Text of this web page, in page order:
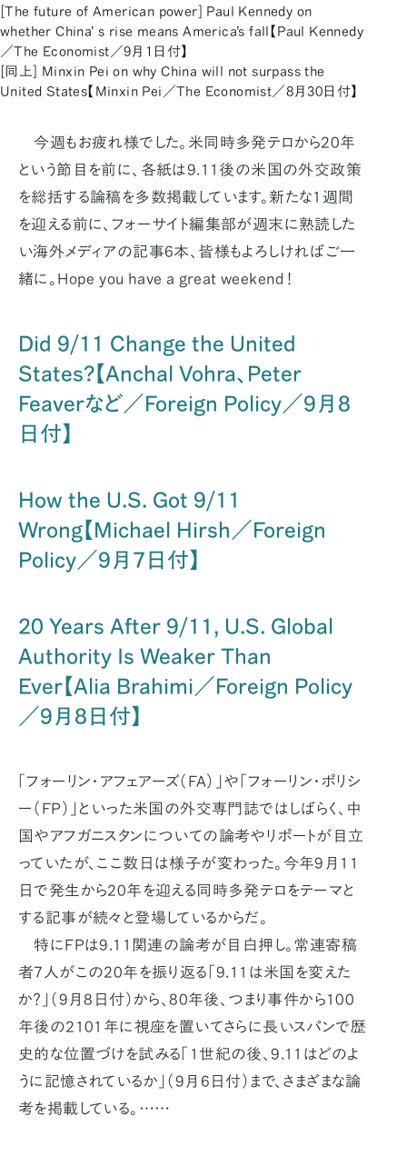
[The future of American power] Paul Kennedy on
whether China' s rise means America’s fall【Paul Kennedy
／The Economist／9月1日付】
[同上] Minxin Pei on why China will not surpass the
United States【Minxin Pei／The Economist／8月30日付】
今週もお疲れ様でした。米同時多発テロから20年
という節目を前に、各紙は9.11後の米国の外交政策
を総括する論稿を多数掲載しています。新たな1週間
を迎える前に、フォーサイト編集部が週末に熟読した
い海外メディアの記事6本、皆様もよろしければご一
緒に。Hope you have a great weekend！
Did 9/11 Change the United
States?【Anchal Vohra、Peter
Feaverなど／Foreign Policy／9月8
日付】
How the U.S. Got 9/11
Wrong【Michael Hirsh／Foreign
Policy／9月7日付】
20 Years After 9/11, U.S. Global
Authority Is Weaker Than
Ever【Alia Brahimi／Foreign Policy
／9月8日付】
「フォーリン・アフェアーズ（FA）」や「フォーリン・ポリシ
ー（FP）」といった米国の外交専門誌ではしばらく、中
国やアフガニスタンについての論考やリポートが目立
っていたが、ここ数日は様子が変わった。今年9月11
日で発生から20年を迎える同時多発テロをテーマと
する記事が続々と登場しているからだ。
特にFPは9.11関連の論考が目白押し。常連寄稿
者7人がこの20年を振り返る「9.11は米国を変えた
か？」（9月8日付）から、80年後、つまり事件から100
年後の2101年に視座を置いてさらに長いスパンで歴
史的な位置づけを試みる「1世紀の後、9.11はどのよ
うに記憶されているか」（9月6日付）まで、さまざまな論
考を掲載している。……